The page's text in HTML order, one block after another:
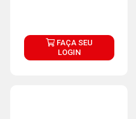
FAÇA SEU
LOGIN